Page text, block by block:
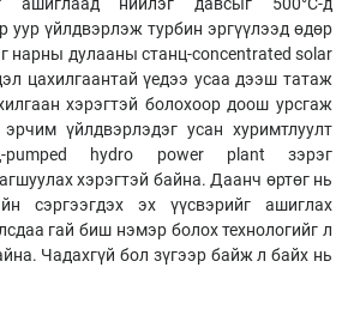
уур үйлдвэрлэж турбин эргүүлээд өдөр
нарны дулааны станц-concentrated solar
цахилгаантай үедээ усаа дээш татаж
хэрэгтэй болохоор доош урсгаж
үйлдвэрлэдэг усан хуримтлуулт
pumped hydro power plant зэрэг
хэрэгтэй байна. Даанч өртөг нь
сэргээгдэх эх үүсвэрийг ашиглах
гай биш нэмэр болох технологийг л
Чадахгүй бол зүгээр байж л байх нь